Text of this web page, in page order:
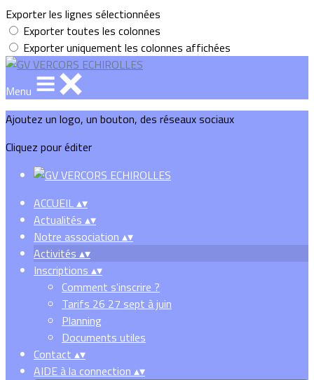
Exporter les lignes sélectionnées
Exporter toutes les colonnes
Exporter uniquement les colonnes affichées
Menu
Ajoutez un logo, un bouton, des réseaux sociaux
Cliquez pour éditer
ACCUEIL▴▾
Actualités ▴▾
Notre association ▴▾
Activités ▴▾
Inscriptions ▴▾
Comment s'inscrire ?
Tarifs 26 27 sept à juin
Planning
Documents utiles
Contact ▴▾
AIDE à la connection ▴▾